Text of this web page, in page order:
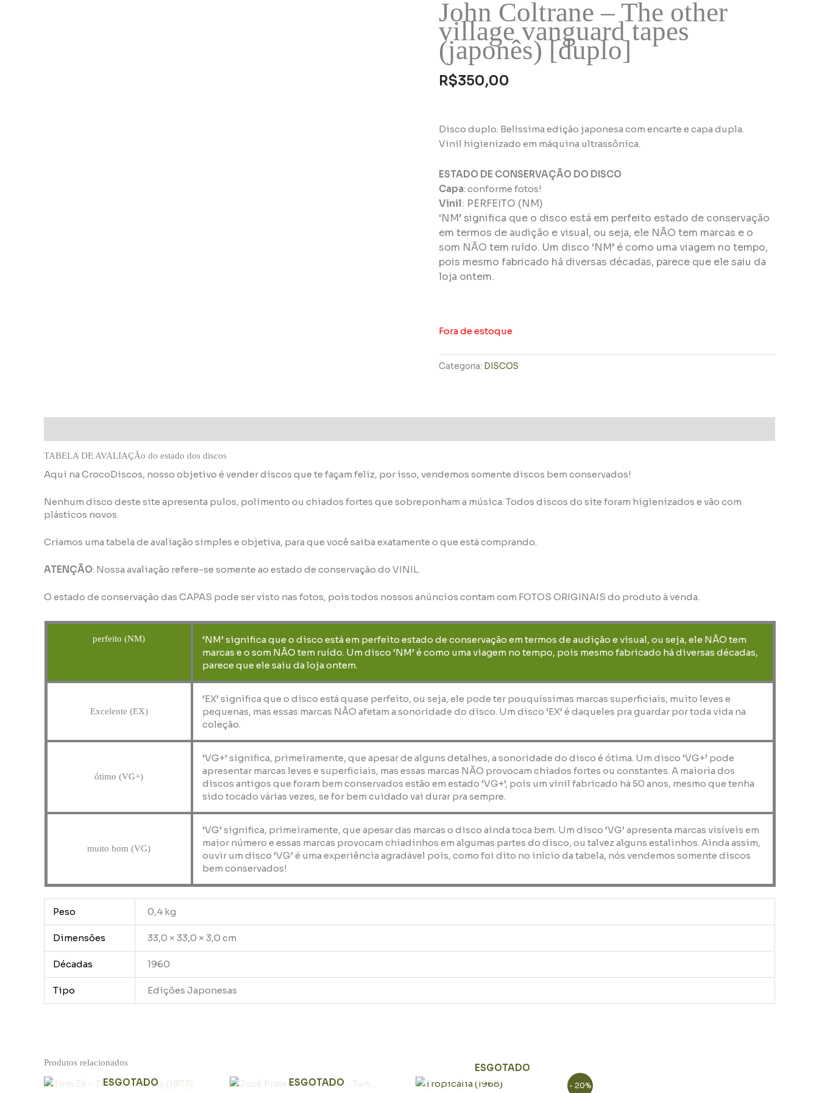
John Coltrane – The other
village vanguard tapes
(japonês) [duplo]
R$350,00
Disco duplo. Belíssima edição japonesa com encarte e capa dupla.
Vinil higienizado em máquina ultrassônica.
ESTADO DE CONSERVAÇÃO DO DISCO
Capa: conforme fotos!
Vinil: PERFEITO (NM)
‘NM’ significa que o disco está em perfeito estado de conservação
em termos de audição e visual, ou seja, ele NÃO tem marcas e o
som NÃO tem ruído. Um disco ‘NM’ é como uma viagem no tempo,
pois mesmo fabricado há diversas décadas, parece que ele saiu da
loja ontem.
Fora de estoque
Categoria: DISCOS
TABELA DE AVALIAÇÃo do estado dos discos
Aqui na CrocoDiscos, nosso objetivo é vender discos que te façam feliz, por isso, vendemos somente discos bem conservados!
Nenhum disco deste site apresenta pulos, polimento ou chiados fortes que sobreponham a música. Todos discos do site foram higienizados e vão com
plásticos novos.
Criamos uma tabela de avaliação simples e objetiva, para que você saiba exatamente o que está comprando.
ATENÇÃO: Nossa avaliação refere-se somente ao estado de conservação do VINIL.
O estado de conservação das CAPAS pode ser visto nas fotos, pois todos nossos anúncios contam com FOTOS ORIGINAIS do produto à venda.
perfeito (NM)
‘NM’ significa que o disco está em perfeito estado de conservação em termos de audição e visual, ou seja, ele NÃO tem
marcas e o som NÃO tem ruído. Um disco ‘NM’ é como uma viagem no tempo, pois mesmo fabricado há diversas décadas,
parece que ele saiu da loja ontem.
Excelente (EX)
‘EX’ significa que o disco está quase perfeito, ou seja, ele pode ter pouquíssimas marcas superficiais, muito leves e
pequenas, mas essas marcas NÃO afetam a sonoridade do disco. Um disco ‘EX’ é daqueles pra guardar por toda vida na
coleção.
ótimo (VG+)
‘VG+’ significa, primeiramente, que apesar de alguns detalhes, a sonoridade do disco é ótima. Um disco ‘VG+’ pode
apresentar marcas leves e superficiais, mas essas marcas NÃO provocam chiados fortes ou constantes. A maioria dos
discos antigos que foram bem conservados estão em estado ‘VG+’, pois um vinil fabricado há 50 anos, mesmo que tenha
sido tocado várias vezes, se for bem cuidado vai durar pra sempre.
muito bom (VG)
‘VG’ significa, primeiramente, que apesar das marcas o disco ainda toca bem. Um disco ‘VG’ apresenta marcas visíveis em
maior número e essas marcas provocam chiadinhos em algumas partes do disco, ou talvez alguns estalinhos. Ainda assim,
ouvir um disco ‘VG’ é uma experiência agradável pois, como foi dito no início da tabela, nós vendemos somente discos
bem conservados!
Peso 0,4 kg
Dimensões 33,0 × 33,0 × 3,0 cm
Décadas 1960
Tipo Edições Japonesas
Produtos relacionados
ESGOTADO ESGOTADO - 20%
ESGOTADO
O